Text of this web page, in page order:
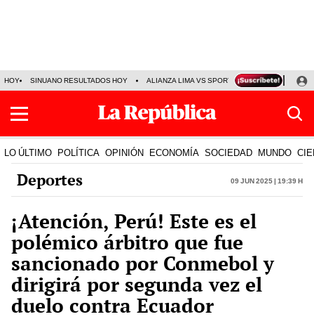
HOY SINUANO RESULTADOS HOY ALIANZA LIMA VS SPORT BOYS JORGE
LO ÚLTIMO POLÍTICA OPINIÓN ECONOMÍA SOCIEDAD MUNDO
Deportes 09 Jun 2025 | 19:39 h
¡Atención, Perú! Este es el
polémico árbitro que fue
sancionado por Conmebol y
dirigirá por segunda vez el
duelo contra Ecuador